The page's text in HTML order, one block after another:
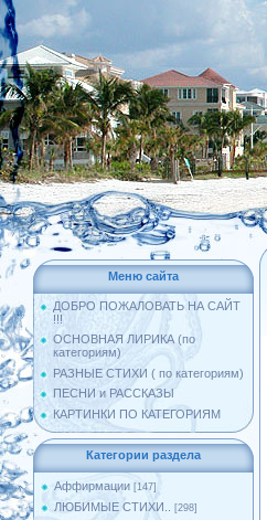
Меню сайта
ДОБРО ПОЖАЛОВАТЬ НА САЙТ
!!!
ОСНОВНАЯ ЛИРИКА (по
категориям)
РАЗНЫЕ СТИХИ ( по категориям)
ПЕСНИ и РАССКАЗЫ
КАРТИНКИ ПО КАТЕГОРИЯМ
Категории раздела
Аффирмации [147]
ЛЮБИМЫЕ СТИХИ.. [298]